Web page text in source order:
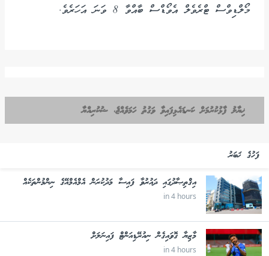
މޯލްޑިވްސް ޓްރެވެލް އެވޯޑްސް ބާއްވާ 8 ވަނަ އަހަރެވެ.
ޚިޔާލު ފާޅުކުރުމަށް ކަނޑައެޅިފައިވާ ވަގުތު ހަމަވެއްޖެ، ޝުކުރިއްޔާ
ފަހުގެ ޚަބަރު
އިޤްތިޞާދުގައި ދައުރުވާ ފައިސާ މަދުކުރަން އެމްއެމްއޭގެ ނިންމުންތަކެއް
in 4 hours
މާޒިޔާ ގޮވައިގެން ނިއުރޭޑިއަންޓް ފައިނަލަށް
in 4 hours